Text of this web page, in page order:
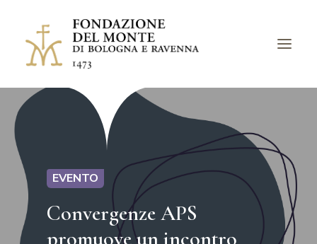
LA FONDAZIONE
PROGETTI
LUOGHI
EVENTO
Convergenze APS
promuove un incontro